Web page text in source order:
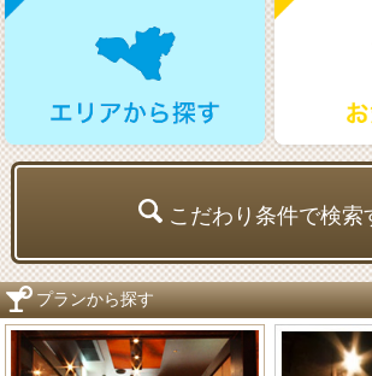
こだわり条件で検索
プランから探す